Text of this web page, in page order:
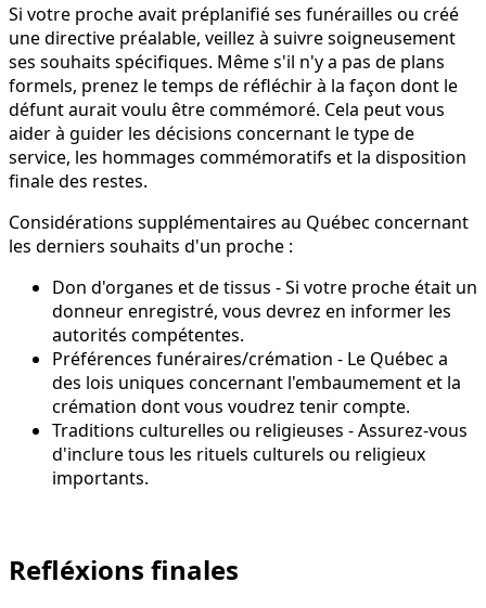
Si votre proche avait préplanifié ses funérailles ou créé
une directive préalable, veillez à suivre soigneusement
ses souhaits spécifiques. Même s'il n'y a pas de plans
formels, prenez le temps de réfléchir à la façon dont le
défunt aurait voulu être commémoré. Cela peut vous
aider à guider les décisions concernant le type de
service, les hommages commémoratifs et la disposition
finale des restes.
Considérations supplémentaires au Québec concernant
les derniers souhaits d'un proche :
Don d'organes et de tissus - Si votre proche était un
donneur enregistré, vous devrez en informer les
autorités compétentes.
Préférences funéraires/crémation - Le Québec a
des lois uniques concernant l'embaumement et la
crémation dont vous voudrez tenir compte.
Traditions culturelles ou religieuses - Assurez-vous
d'inclure tous les rituels culturels ou religieux
importants.
Refléxions finales